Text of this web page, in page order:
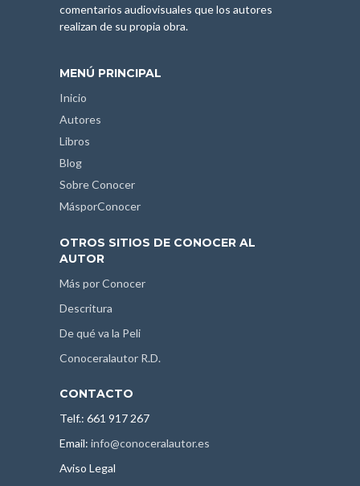
comentarios audiovisuales que los autores
realizan de su propia obra.
MENÚ PRINCIPAL
Inicio
Autores
Libros
Blog
Sobre Conocer
MásporConocer
OTROS SITIOS DE CONOCER AL
AUTOR
Más por Conocer
Descritura
De qué va la Peli
Conoceralautor R.D.
CONTACTO
Telf.: 661 917 267
Email: info@conoceralautor.es
Aviso Legal